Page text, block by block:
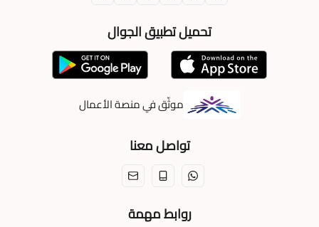
تحميل تطبيق الجوال
موثّق في منصة الأعمال
تواصل معنا
روابط مهمة